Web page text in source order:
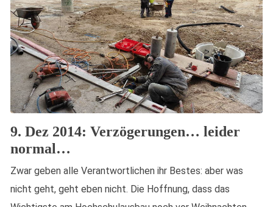
9. Dez 2014: Verzögerungen… leider
normal…
Zwar geben alle Verantwortlichen ihr Bestes: aber was
nicht geht, geht eben nicht. Die Hoffnung, dass das